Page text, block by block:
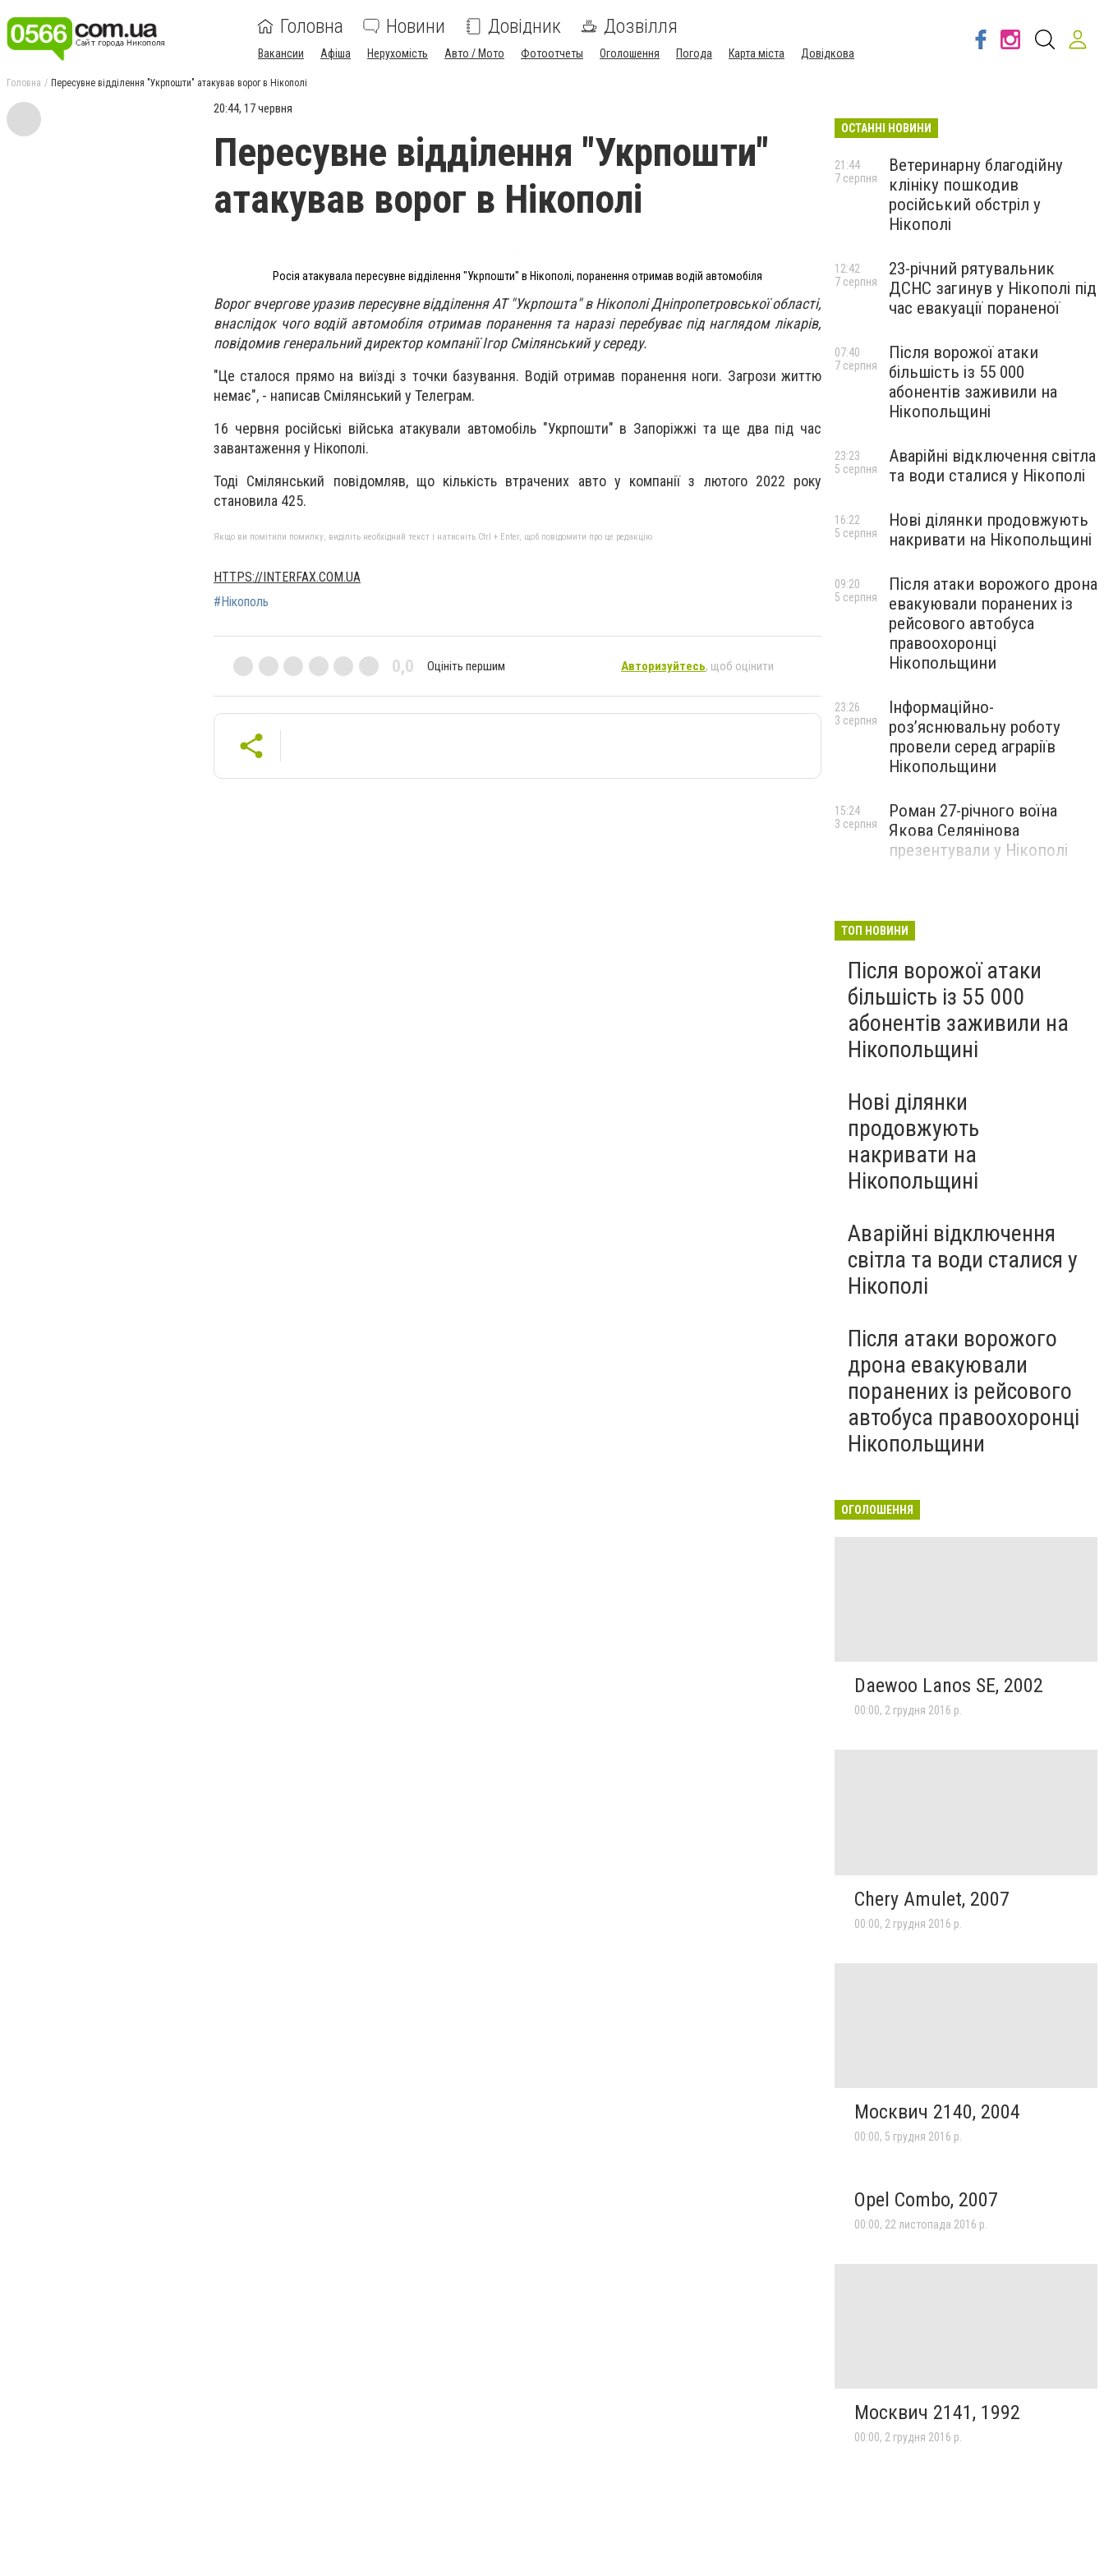
Головна Новини Довідник Дозвілля
Вакансии Афіша Нерухомість Авто / Мото Фотоотчеты Оголошення Погода Карта міста Довідкова
Головна Пересувне відділення "Укрпошти" атакував ворог в Нікополі
20:44, 17 червня
Пересувне відділення "Укрпошти"
атакував ворог в Нікополі
Росія атакувала пересувне відділення "Укрпошти" в Нікополі, поранення отримав водій автомобіля
Ворог вчергове уразив пересувне відділення АТ "Укрпошта" в Нікополі Дніпропетровської області,
внаслідок чого водій автомобіля отримав поранення та наразі перебуває під наглядом лікарів,
повідомив генеральний директор компанії Ігор Смілянський у середу.
"Це сталося прямо на виїзді з точки базування. Водій отримав поранення ноги. Загрози життю
немає", - написав Смілянський у Телеграм.
16 червня російські війська атакували автомобіль "Укрпошти" в Запоріжжі та ще два під час
завантаження у Нікополі.
Тоді Смілянський повідомляв, що кількість втрачених авто у компанії з лютого 2022 року
становила 425.
Якщо ви помітили помилку, виділіть необхідний текст і натисніть Ctrl + Enter, щоб повідомити про це редакцію
HTTPS://INTERFAX.COM.UA
#Нікополь
0,0 Оцініть першим Авторизуйтесь, щоб оцінити
ОСТАННІ НОВИНИ
Ветеринарну благодійну
клініку пошкодив
російський обстріл у
Нікополі
21:44
7 серпня
23-річний рятувальник
ДСНС загинув у Нікополі під
час евакуації пораненої
12:42
7 серпня
Після ворожої атаки
більшість із 55 000
абонентів заживили на
Нікопольщині
07:40
7 серпня
Аварійні відключення світла
та води сталися у Нікополі
23:23
5 серпня
Нові ділянки продовжують
накривати на Нікопольщині
16:22
5 серпня
Після атаки ворожого дрона
евакуювали поранених із
рейсового автобуса
правоохоронці
Нікопольщини
09:20
5 серпня
Інформаційно-
роз’яснювальну роботу
провели серед аграріїв
Нікопольщини
23:26
3 серпня
Роман 27-річного воїна
Якова Селянінова
презентували у Нікополі
15:24
3 серпня
ТОП НОВИНИ
Після ворожої атаки
більшість із 55 000
абонентів заживили на
Нікопольщині
Нові ділянки
продовжують
накривати на
Нікопольщині
Аварійні відключення
світла та води сталися у
Нікополі
Після атаки ворожого
дрона евакуювали
поранених із рейсового
автобуса правоохоронці
Нікопольщини
ОГОЛОШЕННЯ
Daewoo Lanos SE, 2002
00:00, 2 грудня 2016 р.
Chery Amulet, 2007
00:00, 2 грудня 2016 р.
Москвич 2140, 2004
00:00, 5 грудня 2016 р.
Opel Combo, 2007
00:00, 22 листопада 2016 р.
Москвич 2141, 1992
00:00, 2 грудня 2016 р.